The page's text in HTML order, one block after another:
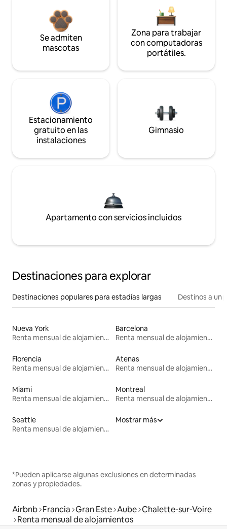
Se admiten
mascotas
Zona para trabajar
con computadoras
portátiles.
Estacionamiento
gratuito en las
instalaciones
Gimnasio
Apartamento con servicios incluidos
Destinaciones para explorar
Destinaciones populares para estadías largas Destinos a un
Nueva York
Renta mensual de alojamientos
Barcelona
Renta mensual de alojamientos
Florencia
Renta mensual de alojamientos
Atenas
Renta mensual de alojamientos
Miami
Renta mensual de alojamientos
Montreal
Renta mensual de alojamientos
Seattle
Renta mensual de alojamientos
Mostrar más
*Pueden aplicarse algunas exclusiones en determinadas
zonas y propiedades.
Airbnb Francia Gran Este Aube Chalette-sur-Voire
Renta mensual de alojamientos